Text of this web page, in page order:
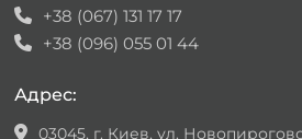
+38 (067) 131 17 17
+38 (096) 055 01 44
Адрес:
03045, г. Киев, ул.